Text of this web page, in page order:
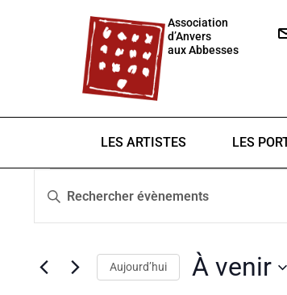
Association
d’Anvers
aux Abbesses
LES ARTISTES LES
Recherche
et
navigation
de
Saisir
Évènements
Aujourd’hui À venir